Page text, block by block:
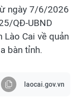
ngày 7/6/2026
QĐ-UBND
Cai về quản
bàn tỉnh.
laocai.gov.vn